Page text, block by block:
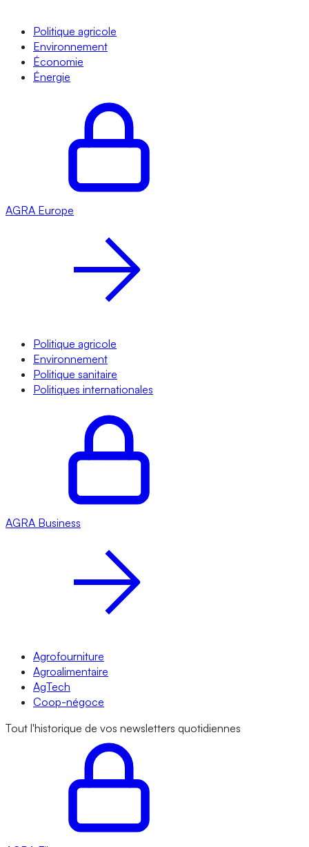
Politique agricole
Environnement
Économie
Énergie
AGRA Europe
Politique agricole
Environnement
Politique sanitaire
Politiques internationales
AGRA Business
Agrofourniture
Agroalimentaire
AgTech
Coop-négoce
Tout l'historique de vos newsletters quotidiennes